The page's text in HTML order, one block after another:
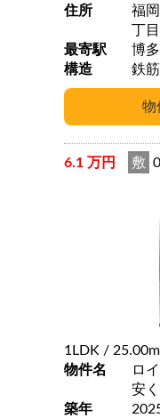
住所
福
丁目
最寄駅
構造
鉄
6.1 万円 敷
1LDK / 25.00m
物件名
ロ
安
築年